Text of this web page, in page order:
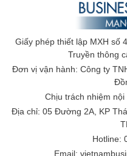
Giấy phép thiết lập MXH số
Truyền thông
Đơn vị vận hành: Công ty
Chịu trách nhiệm
Địa chỉ: 05 Đường 2A, KP
Hotline:
Email: